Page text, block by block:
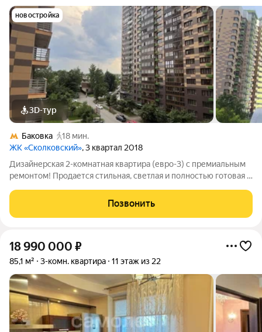
новостройка
3D-тур
Баковка
18 мин.
ЖК «Сколковский», 3 квартал 2018
Дизайнерская 2-комнатная квартира (евро-3) с премиальным
ремонтом! Продается стильная, светлая и полностью готовая к
изолированные комнаты, просторная кухня-гостиная и
большой холл. Ремонт делался
Позвонить
18 990 000 ₽
85,1 м² 3-комн. квартира 11 этаж из 22